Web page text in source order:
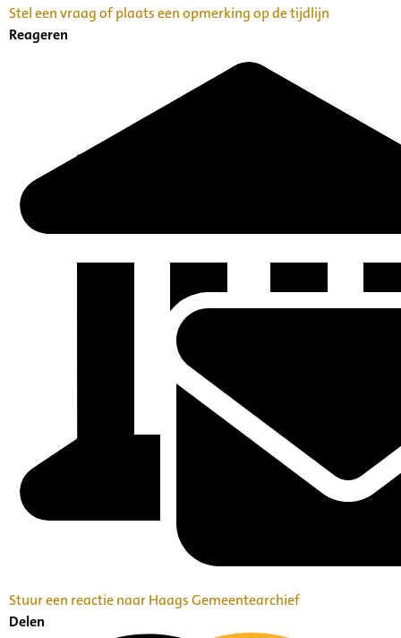
Stel een vraag of plaats een opmerking op de tijdlijn
Reageren
Stuur een reactie naar Haags Gemeentearchief
Delen